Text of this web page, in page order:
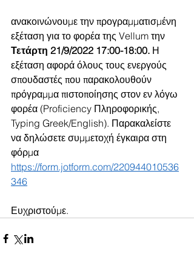
ανακοινώνουμε την προγραμματισμένη
εξέταση για το φορέα της Vellum την
Τετάρτη 21/9/2022 17:00-18:00. Η
εξέταση αφορά όλους τους ενεργούς
σπουδαστές που παρακολουθούν
πρόγραμμα πιστοποίησης στον εν λόγω
φορέα (Proficiency Πληροφορικής,
Typing Greek/English). Παρακαλείστε
να δηλώσετε συμμετοχή έγκαιρα στη
φόρμα
https://form.jotform.com/220944010536
346
Ευχριστούμε.